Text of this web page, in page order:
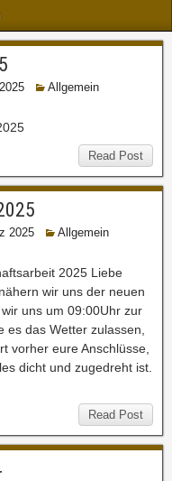
Allgemein
Read Post
2025
Allgemein
2025 Liebe
wir uns der neuen
uns um 09:00Uhr zur
das Wetter zulassen,
vorher eure Anschlüsse,
dicht und zugedreht ist.
Read Post